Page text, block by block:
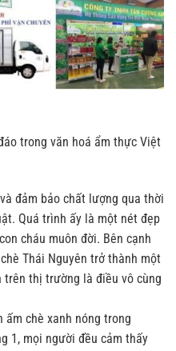
trong văn hoá ẩm thực Việt
đảm bảo chất lượng qua thời
Quá trình ấy là một nét đẹp
cháu muôn đời. Bên cạnh
Thái Nguyên trở thành một
thị trường là điều vô cùng
ấm chè xanh nóng trong
1, mọi người đều cảm thấy